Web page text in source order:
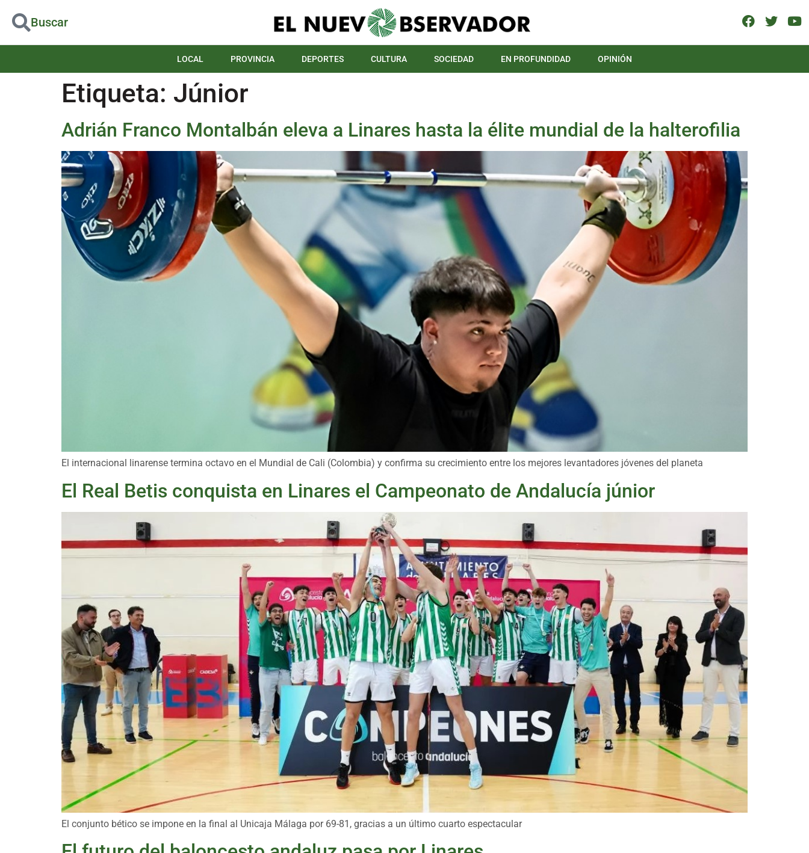
Buscar
LOCAL PROVINCIA DEPORTES CULTURA SOCIEDAD EN PROFUNDIDAD OPINIÓN
Etiqueta: Júnior
Adrián Franco Montalbán eleva a Linares hasta la élite mundial de la halterofilia
El internacional linarense termina octavo en el Mundial de Cali (Colombia) y confirma su crecimiento entre los mejores levantadores jóvenes del planeta
El Real Betis conquista en Linares el Campeonato de Andalucía júnior
El conjunto bético se impone en la final al Unicaja Málaga por 69-81, gracias a un último cuarto espectacular